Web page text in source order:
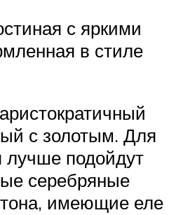
с яркими
в стиле
с золотым. Для
лучше подойдут
серебряные
имеющие еле